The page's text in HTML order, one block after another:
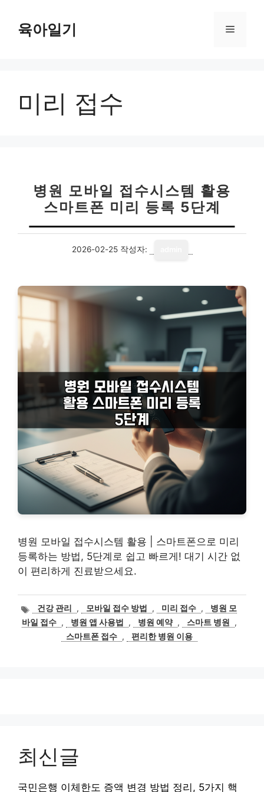
육아일기 메
미리 접수
병원 모바일 접수시스템 활용
스마트폰 미리 등록 5단계
2026-02-25 작성자:
병원 모바일 접수시스템 활용 | 스마트폰으로 미리
등록하는 방법, 5단계로 쉽고 빠르게! 대기 시간 없
이 편리하게 진료받으세요.
태
그
건강 관리 , 모바일 접수 방법 , 미리 접수 ,
병원 모
바일 접수 , 병원 앱 사용법 , 병원 예약 , 스마트 병원
,
스마트폰 접수 , 편리한 병원 이용
최신글
국민은행 이체한도 증액 변경 방법 정리, 5가지 핵